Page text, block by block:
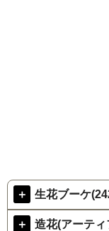
＋ 生花ブーケ
＋ 造花(アーテ